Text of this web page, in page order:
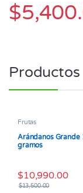
$
Frutas
Arándanos Grande
gramos
$10,990.00
$13,500.00